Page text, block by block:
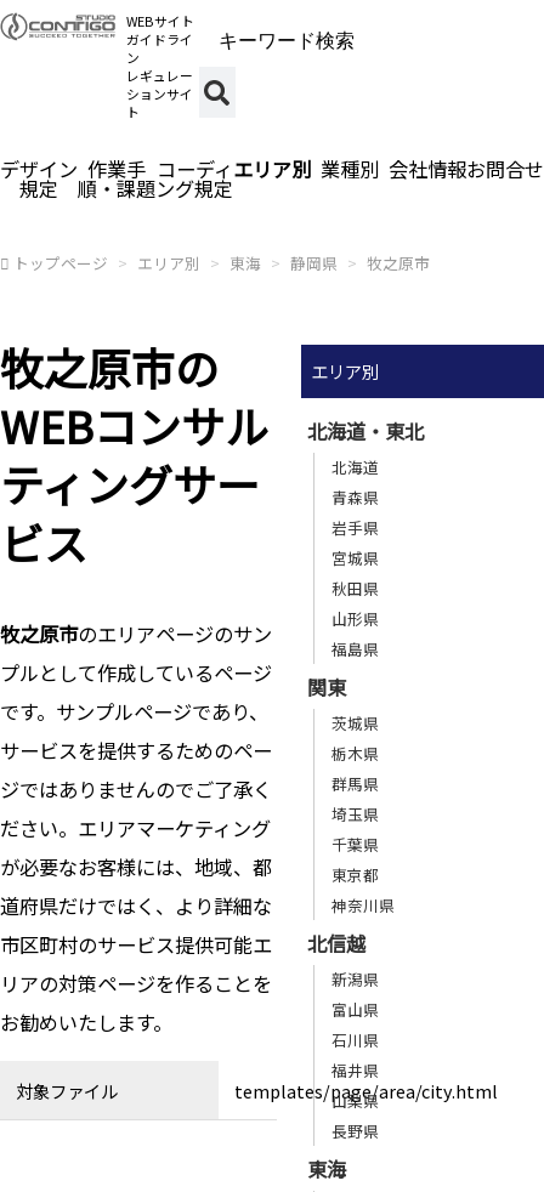
WEBサイト
ガイドライ
ン
レギュレー
ションサイ
ト
デザイン
規定
作業手
順・課題
コーディ
ング規定
エリア別 業種別 会社情報お問合せ
トップページ エリア別 東海 静岡県 牧之原市
牧之原市の
WEBコンサル
ティングサー
ビス
牧之原市のエリアページのサン
プルとして作成しているページ
です。サンプルページであり、
サービスを提供するためのペー
ジではありませんのでご了承く
ださい。エリアマーケティング
が必要なお客様には、地域、都
道府県だけではく、より詳細な
市区町村のサービス提供可能エ
リアの対策ページを作ることを
お勧めいたします。
対象ファイル templates/page/area/city.html
エリア別
北海道・東北
北海道
青森県
岩手県
宮城県
秋田県
山形県
福島県
関東
茨城県
栃木県
群馬県
埼玉県
千葉県
東京都
神奈川県
北信越
新潟県
富山県
石川県
福井県
山梨県
長野県
東海